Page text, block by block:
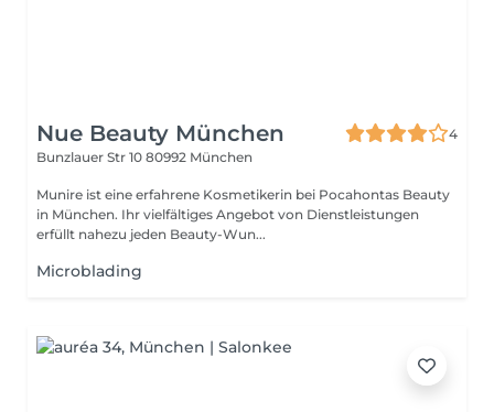
Nue Beauty München
4
Bunzlauer Str 10 80992 München
Munire ist eine erfahrene Kosmetikerin bei Pocahontas Beauty
in München. Ihr vielfältiges Angebot von Dienstleistungen
erfüllt nahezu jeden Beauty-Wun...
Microblading